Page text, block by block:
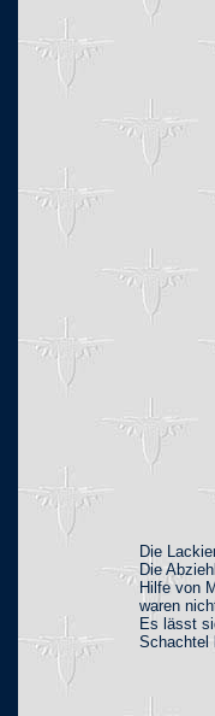
Die
Die
Hilfe von
waren
Es lässt
Schachtel